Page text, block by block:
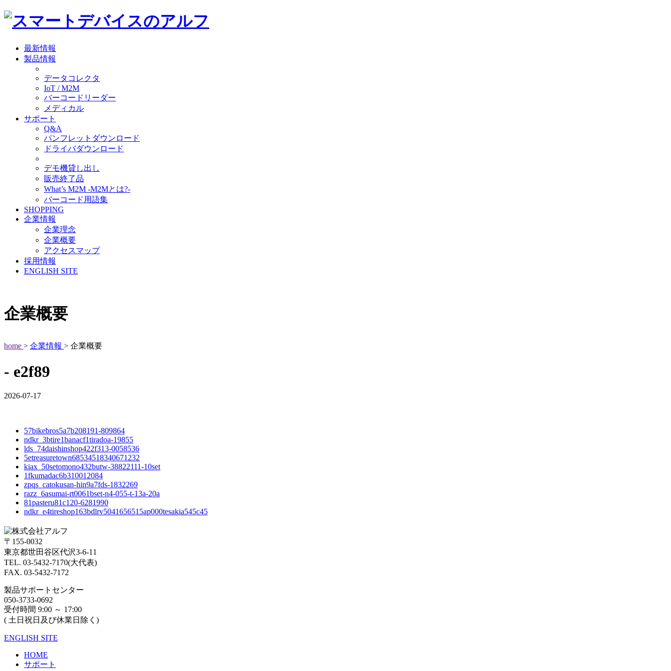
最新情報
製品情報
データコレクタ
IoT / M2M
バーコードリーダー
メディカル
サポート
Q&A
パンフレットダウンロード
ドライバダウンロード
デモ機貸し出し
販売終了品
What’s M2M -M2Mとは?-
バーコード用語集
SHOPPING
企業情報
企業理念
企業概要
アクセスマップ
採用情報
ENGLISH SITE
企業概要
home > 企業情報 > 企業概要
- e2f89
2026-07-17
57bikebros5a7b208191-809864
ndkr_3btire1banacf1tiradoa-19855
lds_74daishinshop422f313-0058536
5etreasuretown68534518340671232
kiax_50setomono432butw-38822111-10set
1fkumadac6b310012084
zpqs_catokusan-hin9a7fds-1832269
razz_6asumai-rt0061bset-n4-055-t-13a-20a
81pasteru81c120-6281990
ndkr_e4tireshop163bdlrv5041656515ap000tesakia545c45
〒155-0032
東京都世田谷区代沢3-6-11
TEL. 03-5432-7170(大代表)
FAX. 03-5432-7172
製品サポートセンター
050-3733-0692
受付時間 9:00 ～ 17:00
( 土日祝日及び休業日除く)
ENGLISH SITE
HOME
サポート